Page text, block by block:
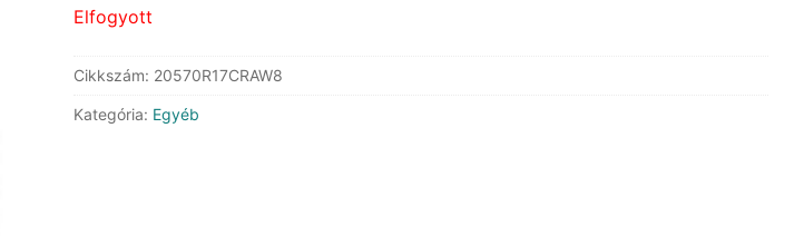
Elfogyott
Cikkszám: 20570R17CRAW8
Kategória: Egyéb